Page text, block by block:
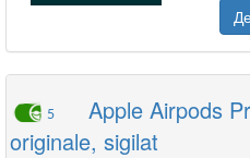
5
Apple Airpods
originale, sigilat